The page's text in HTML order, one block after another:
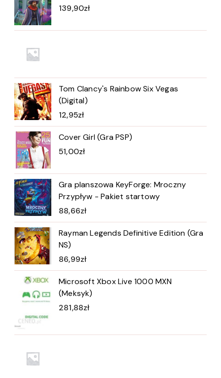
139,90zł
Tom Clancy's Rainbow Six Vegas
(Digital)
12,95zł
Cover Girl (Gra PSP)
51,00zł
Gra planszowa KeyForge: Mroczny
Przypływ - Pakiet startowy
88,66zł
Rayman Legends Definitive Edition (Gra
NS)
86,99zł
Microsoft Xbox Live 1000 MXN
(Meksyk)
281,88zł